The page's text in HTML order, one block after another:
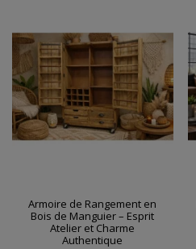
Armoire de Rangement en
Bois de Manguier – Esprit
Atelier et Charme
Authentique